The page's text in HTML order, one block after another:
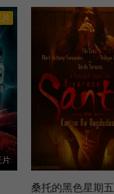
片
片
桑托的黑色星期五